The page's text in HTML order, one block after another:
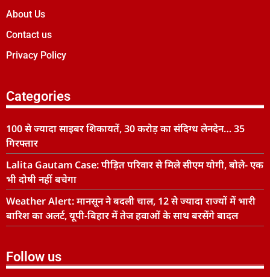
About Us
Contact us
Privacy Policy
Categories
100 से ज्यादा साइबर शिकायतें, 30 करोड़ का संदिग्ध लेनदेन… 35
गिरफ्तार
Lalita Gautam Case: पीड़ित परिवार से मिले सीएम योगी, बोले- एक
भी दोषी नहीं बचेगा
Weather Alert: मानसून ने बदली चाल, 12 से ज्यादा राज्यों में भारी
बारिश का अलर्ट, यूपी-बिहार में तेज हवाओं के साथ बरसेंगे बादल
Follow us